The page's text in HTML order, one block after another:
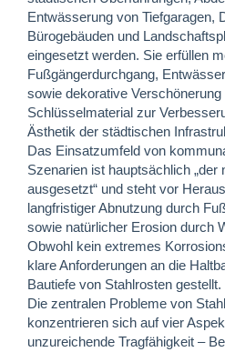
Entwässerung von Tiefgaragen,
Bürogebäuden und
eingesetzt werden. Sie erfüllen
Fußgängerdurchgang,
sowie dekorative Verschönerung
Schlüsselmaterial zur
Ästhetik der städtischen
Das Einsatzumfeld von
Szenarien ist hauptsächlich „der
ausgesetzt“ und steht vor
langfristiger Abnutzung durch
sowie natürlicher Erosion durch
Obwohl kein extremes
klare Anforderungen an die
Bautiefe von Stahlrosten gestellt.
Die zentralen Probleme von
konzentrieren sich auf vier
unzureichende Tragfähigkeit –